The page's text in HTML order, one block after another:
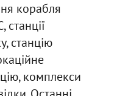
корабля
станції
станцію
комплекси